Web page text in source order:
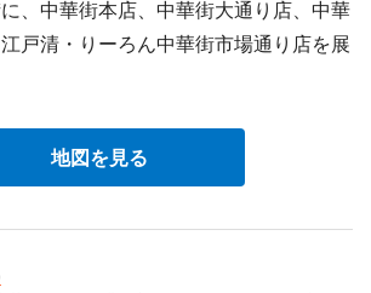
、中華街本店、中華街大通り店、中華
戸清・りーろん中華街市場通り店を展
地図を見る